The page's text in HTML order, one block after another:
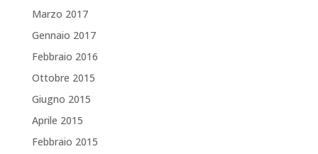
Marzo 2017
Gennaio 2017
Febbraio 2016
Ottobre 2015
Giugno 2015
Aprile 2015
Febbraio 2015